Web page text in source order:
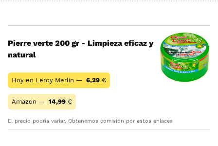
Pierre verte 200 gr - Limpieza eficaz y
natural
Hoy en Leroy Merlin — 6,29 €
Amazon — 14,99 €
El precio podría variar. Obtenemos comisión por estos enlaces